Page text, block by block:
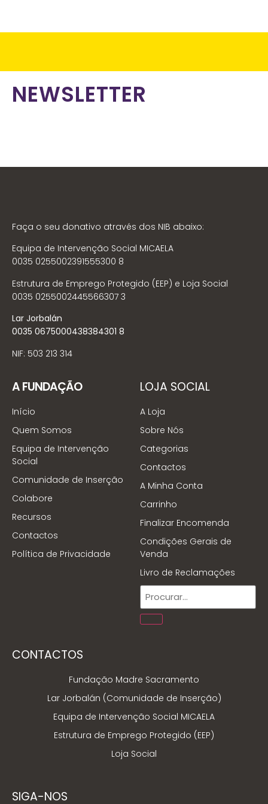
NEWSLETTER
Faça o seu donativo através dos NIB abaixo:
Equipa de Intervenção Social MICAELA
0035 0255002391555300 8
Estrutura de Emprego Protegido (EEP) e Loja Social
0035 0255002445566307 3
Lar Jorbalán
0035 0675000438384301 8
NIF: 503 213 314
A FUNDAÇÃO
Início
Quem Somos
Equipa de Intervenção
Social
Comunidade de Inserção
Colabore
Recursos
Contactos
Política de Privacidade
LOJA SOCIAL
A Loja
Sobre Nós
Categorias
Contactos
A Minha Conta
Carrinho
Finalizar Encomenda
Condições Gerais de
Venda
Livro de Reclamações
CONTACTOS
Fundação Madre Sacramento
Lar Jorbalán (Comunidade de Inserção)
Equipa de Intervenção Social MICAELA
Estrutura de Emprego Protegido (EEP)
Loja Social
SIGA-NOS